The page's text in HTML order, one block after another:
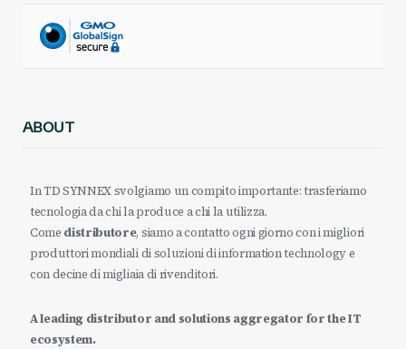
ABOUT
In TD SYNNEX svolgiamo un compito importante: trasferiamo
tecnologia da chi la produce a chi la utilizza.
Come distributore, siamo a contatto ogni giorno con i migliori
produttori mondiali di soluzioni di information technology e
con decine di migliaia di rivenditori.
A leading distributor and solutions aggregator for the IT
ecosystem.